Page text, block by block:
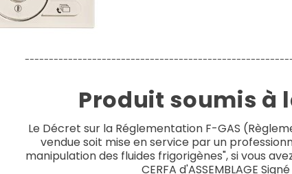
Produit soumis à
Le Décret sur la Réglementation F-GAS
vendue soit mise en service par un
manipulation des fluides frigorigènes", si vous
CERFA d'ASSEMBLAGE